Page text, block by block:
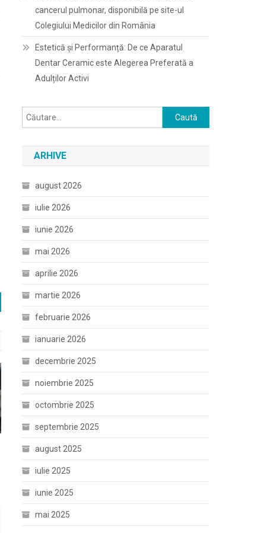
cancerul pulmonar, disponibilă pe site-ul
Colegiului Medicilor din România
Estetică și Performanță: De ce Aparatul
Dentar Ceramic este Alegerea Preferată a
Adulților Activi
Caută
după:
ARHIVE
august 2026
iulie 2026
iunie 2026
mai 2026
aprilie 2026
martie 2026
februarie 2026
ianuarie 2026
decembrie 2025
noiembrie 2025
octombrie 2025
septembrie 2025
august 2025
iulie 2025
iunie 2025
mai 2025